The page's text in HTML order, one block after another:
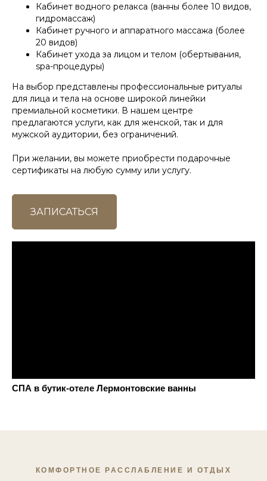
Кабинет водного релакса (ванны более 10 видов,
гидромассаж)
Кабинет ручного и аппаратного массажа (более
20 видов)
Кабинет ухода за лицом и телом (обертывания,
spa-процедуры)
На выбор представлены профессиональные ритуалы
для лица и тела на основе широкой линейки
премиальной косметики. В нашем центре
предлагаются услуги, как для женской, так и для
мужской аудитории, без ограничений.
При желании, вы можете приобрести подарочные
сертификаты на любую сумму или услугу.
ЗАПИСАТЬСЯ
СПА в бутик-отеле Лермонтовские ванны
КОМФОРТНОЕ РАССЛАБЛЕНИЕ И ОТДЫХ